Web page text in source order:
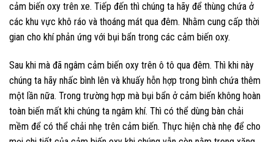
cảm biến oxy trên xe. Tiếp đến thì chúng ta hãy để thùng chứa ở
các khu vực khô ráo và thoáng mát qua đêm. Nhằm cung cấp thời
gian cho khí phản ứng với bụi bẩn trong các cảm biến oxy.
Sau khi mà đã ngâm cảm biến oxy trên ô tô qua đêm. Thì khi này
chúng ta hãy nhấc bình lên và khuấy hỗn hợp trong bình chứa thêm
một lần nữa. Trong trường hợp mà bụi bẩn ở cảm biến không hoàn
toàn biến mất khi chúng ta ngâm khí. Thì có thể dùng bàn chải
mềm để có thể chải nhẹ trên cảm biến. Thực hiện chà nhẹ để cho